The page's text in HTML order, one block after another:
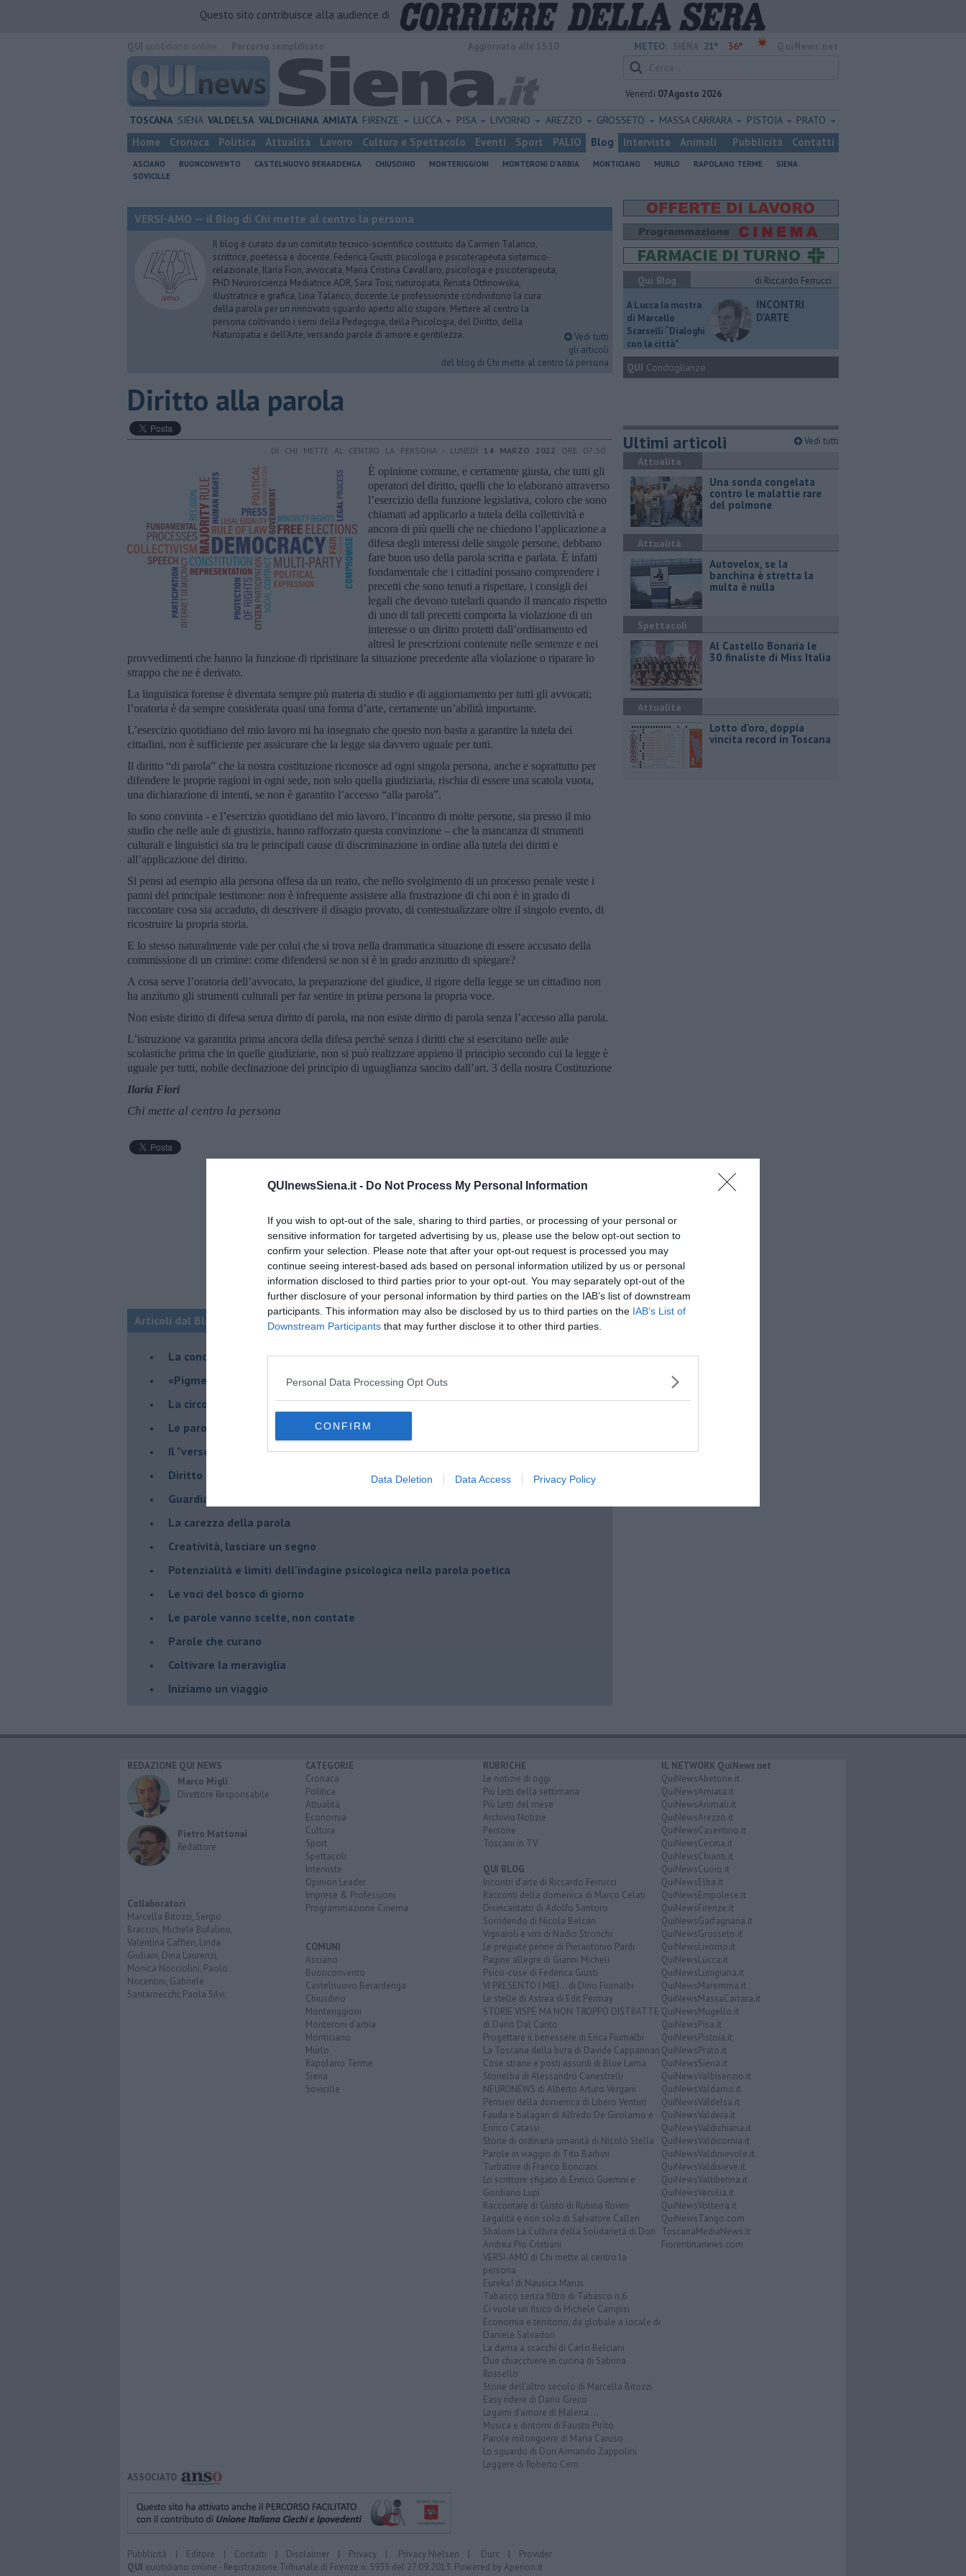
QUInewsSiena.it - Do Not Process My Personal Information
If you wish to opt-out of the sale, sharing to third parties, or processing of your personal or
sensitive information for targeted advertising by us, please use the below opt-out section to
confirm your selection. Please note that after your opt-out request is processed you may
continue seeing interest-based ads based on personal information utilized by us or personal
information disclosed to third parties prior to your opt-out. You may separately opt-out of the
further disclosure of your personal information by third parties on the IAB’s list of downstream
participants. This information may also be disclosed by us to third parties on the IAB’s List of
Downstream Participants that may further disclose it to other third parties.
Personal Data Processing Opt Outs
CONFIRM
Data Deletion Data Access Privacy Policy
Questo sito contribuisce alla audience di
METEO: 21° 36°
Venerdì 07 Agosto 2026
TOSCANA SIENA VALDELSA VALDICHIANA AMIATA FIRENZE LUCCA PISA LIVORNO AREZZO GROSSETO MASSA CARRARA PISTOIA PRATO
Home Cronaca Politica Attualità Lavoro Cultura e Spettacolo Eventi Sport PALIO Blog Interviste Animali Pubblicità Contatti
ASCIANO BUONCONVENTO CASTELNUOVO BERARDENGA CHIUSDINO MONTERIGGIONI MONTERONI D'ARBIA MONTICIANO MURLO RAPOLANO TERME
SIENA
SOVICILLE
VERSI-AMO — il Blog di Chi mette al centro la persona
Il blog è curato da un comitato tecnico-scientifico costituito da Carmen Talarico,
scrittrice, poetessa e docente, Federica Giusti, psicologa e psicoterapeuta sistemico-
relazionale, Ilaria Fiori, avvocata, Maria Cristina Cavallaro, psicologa e psicoterapeuta,
PHD Neuroscienza Mediatrice ADR, Sara Tosi, naturopata, Renata Otfinowska,
illustratrice e grafica, Lina Talarico, docente. Le professioniste condividono la cura
della parola per un rinnovato sguardo aperto allo stupore. Mettere al centro la
persona coltivando i semi della Pedagogia, della Psicologia, del Diritto, della
Naturopatia e dell’Arte, versando parole di amore e gentilezza.
Vedi tutti
gli articoli
del blog di Chi mette al centro la persona
Diritto alla parola
DI CHI METTE AL CENTRO LA PERSONA - LUNEDÌ 14 MARZO 2022 ORE 07:30
È opinione comune, e certamente giusta, che tutti gli
operatori del diritto, quelli che lo elaborano attraverso
l’esercizio della funzione legislativa, coloro che sono
chiamati ad applicarlo a tutela della collettività e
ancora di più quelli che ne chiedono l’applicazione a
difesa degli interessi delle singole persone, debbano
fare buon uso della parola scritta e parlata. È infatti
fondamentale che i cittadini possano comprendere i
precetti che sono tenuti a rispettare, i consigli dei
legali che devono tutelarli quando il mancato rispetto
di uno di tali precetti comporta la violazione di un
interesse o un diritto protetti dall’ordinamento ed
altresì le prescrizioni contenute nelle sentenze e nei
provvedimenti che hanno la funzione di ripristinare la situazione precedente alla violazione o riparare lo
strappo che ne è derivato.
La linguistica forense è diventata sempre più materia di studio e di aggiornamento per tutti gli avvocati;
l’oratoria è da sempre considerata quasi una forma d’arte, certamente un’abilità importante.
L’esercizio quotidiano del mio lavoro mi ha insegnato che questo non basta a garantire la tutela dei
cittadini, non è sufficiente per assicurare che la legge sia davvero uguale per tutti.
Il diritto “di parola” che la nostra costituzione riconosce ad ogni singola persona, anche e soprattutto per
difendere le proprie ragioni in ogni sede, non solo quella giudiziaria, rischia di essere una scatola vuota,
una dichiarazione di intenti, se non è garantito l’accesso “alla parola”.
Io sono convinta - e l’esercizio quotidiano del mio lavoro, l’incontro di molte persone, sia presso il mio
studio che nelle aule di giustizia, hanno rafforzato questa convinzione – che la mancanza di strumenti
culturali e linguistici sia tra le principali cause di discriminazione in ordine alla tutela dei diritti e
all’applicazione del diritto.
Si pensi ad esempio alla persona offesa da un reato, che nello svolgimento di un processo penale veste i
panni del principale testimone: non è infrequente assistere alla frustrazione di chi non è in grado di
raccontare cosa sia accaduto, di descrivere il disagio provato, di contestualizzare oltre il singolo evento, di
ricostruire la propria storia.
E lo stesso naturalmente vale per colui che si trova nella drammatica situazione di essere accusato della
commissione di un crimine: come difendersi se non si è in grado anzitutto di spiegare?
A cosa serve l’oratoria dell’avvocato, la preparazione del giudice, il rigore della legge se un cittadino non
ha anzitutto gli strumenti culturali per far sentire in prima persona la propria voce.
Non esiste diritto di difesa senza diritto di parola, ma non esiste diritto di parola senza l’accesso alla parola.
L’istruzione va garantita prima ancora della difesa perché senza i diritti che si esercitano nelle aule
scolastiche prima che in quelle giudiziarie, non si può realizzare appieno il principio secondo cui la legge è
uguale per tutti, nobile declinazione del principio di uguaglianza sancito dall’art. 3 della nostra Costituzione
Ilaria Fiori
Chi mette al centro la persona
Articoli dal Blog “VERSI-AMO” di Chi mette al centro la persona
La conclusione del viaggio
​«Pigmenti d'anima»
La circolarità dell'ambivalenza nella lettura della storia
Le parole del bosco di notte
Il "verso" che muta il verso dell'andare
Diritto alla parola
​Guardiamo al mondo con gentilezza
La carezza della parola
Creatività, lasciare un segno
Potenzialità e limiti dell'indagine psicologica nella parola poetica
Le voci del bosco di giorno
Le parole vanno scelte, non contate
Parole che curano
Coltivare la meraviglia
Iniziamo un viaggio
Qui Blog
di Riccardo Ferrucci
A Lucca la mostra
di Marcello
Scarselli “Dialoghi
con la città"
INCONTRI
D'ARTE
QUI Condoglianze
Ultimi articoli Vedi tutti
Attualità
Una sonda congelata
contro le malattie rare
del polmone
Attualità
Autovelox, se la
banchina è stretta la
multa è nulla
Spettacoli
Al Castello Bonaria le
30 finaliste di Miss Italia
Attualità
Lotto d'oro, doppia
vincita record in Toscana
REDAZIONE QUI NEWS
Marco Migli
Direttore Responsabile
Pietro Mattonai
Redattore
Collaboratori
Marcella Bitozzi, Sergio
Braccini, Michele Bufalino,
Valentina Caffieri, Linda
Giuliani, Dina Laurenzi,
Monica Nocciolini, Paolo
Nocentini, Gabriele
Santarnecchi, Paola Silvi.
CATEGORIE
Cronaca
Politica
Attualità
Economia
Cultura
Sport
Spettacoli
Interviste
Opinion Leader
Imprese & Professioni
Programmazione Cinema
COMUNI
Asciano
Buonconvento
Castelnuovo Berardenga
Chiusdino
Monteriggioni
Monteroni d'arbia
Monticiano
Murlo
Rapolano Terme
Siena
Sovicille
RUBRICHE
Le notizie di oggi
Più Letti della settimana
Più Letti del mese
Archivio Notizie
Persone
Toscani in TV
QUI BLOG
Incontri d'arte di Riccardo Ferrucci
Racconti della domenica di Marco Celati
Disincantato di Adolfo Santoro
Sorridendo di Nicola Belcari
Vignaioli e vini di Nadio Stronchi
Le pregiate penne di Pierantonio Pardi
Pagine allegre di Gianni Micheli
Psico-cose di Federica Giusti
VI PRESENTO I MIEI... di Dino Fiumalbi
Le stelle di Astrea di Edit Permay
STORIE VISPE MA NON TROPPO DISTRATTE
di Dario Dal Canto
Progettare il benessere di Erica Fiumalbi
La Toscana della birra di Davide Cappannari
Cose strane e posti assurdi di Blue Lama
Storielba di Alessandro Canestrelli
NEURONEWS di Alberto Arturo Vergani
Pensieri della domenica di Libero Venturi
Fauda e balagan di Alfredo De Girolamo e
Enrico Catassi
Storie di ordinaria umanità di Nicolò Stella
Parole in viaggio di Tito Barbini
Turbative di Franco Bonciani
Lo scrittore sfigato di Enrico Guerrini e
Gordiano Lupi
Raccontare di Gusto di Rubina Rovini
Legalità e non solo di Salvatore Calleri
Shalom La Cultura della Solidarietà di Don
Andrea Pio Cristiani
VERSI-AMO di Chi mette al centro la
persona
Eureka! di Nausica Manzi
Tabasco senza filtro di Tabasco n.6
Ci vuole un fisico di Michele Campisi
Economia e territorio, da globale a locale di
Daniele Salvadori
La dama a scacchi di Carlo Belciani
Due chiacchiere in cucina di Sabrina
Rossello
Storie dell'altro secolo di Marcella Bitozzi
Easy ridere di Dario Greco
Legami d'amore di Malena ...
Musica e dintorni di Fausto Pirìto
Parole milonguere di Maria Caruso
Lo sguardo di Don Armando Zappolini
Leggere di Roberto Cerri
IL NETWORK QuiNews.net
QuiNewsAbetone.it
QuiNewsAmiata.it
QuiNewsAnimali.it
QuiNewsArezzo.it
QuiNewsCasentino.it
QuiNewsCecina.it
QuiNewsChianti.it
QuiNewsCuoio.it
QuiNewsElba.it
QuiNewsEmpolese.it
QuiNewsFirenze.it
QuiNewsGarfagnana.it
QuiNewsGrosseto.it
QuiNewsLivorno.it
QuiNewsLucca.it
QuiNewsLunigiana.it
QuiNewsMaremma.it
QuiNewsMassaCarrara.it
QuiNewsMugello.it
QuiNewsPisa.it
QuiNewsPistoia.it
QuiNewsPrato.it
QuiNewsSiena.it
QuiNewsValbisenzio.it
QuiNewsValdarno.it
QuiNewsValdelsa.it
QuiNewsValdera.it
QuiNewsValdichiana.it
QuiNewsValdicornia.it
QuiNewsValdinievole.it
QuiNewsValdisieve.it
QuiNewsValtiberina.it
QuiNewsVersilia.it
QuiNewsVolterra.it
QuiNewsTango.com
ToscanaMediaNews.it
Fiorentinanews.com
ASSOCIATO
Pubblicità | Editore | Contatti | Disclaimer | Privacy | Privacy Nielsen | Durc | Provider
QUI quotidiano online - Registrazione Tribunale di Firenze n. 5935 del 27.09.2013. Powered byAperion.it